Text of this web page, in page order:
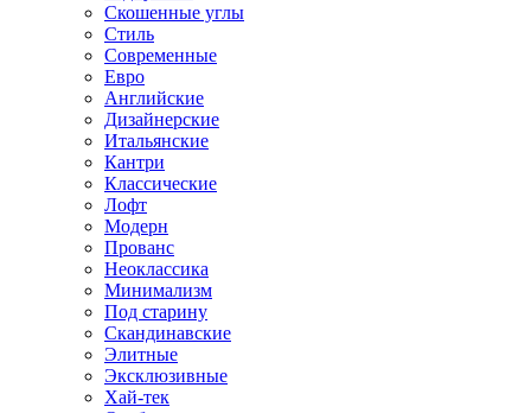
Скошенные углы
Стиль
Современные
Евро
Английские
Дизайнерские
Итальянские
Кантри
Классические
Лофт
Модерн
Прованс
Неоклассика
Минимализм
Под старину
Скандинавские
Элитные
Эксклюзивные
Хай-тек